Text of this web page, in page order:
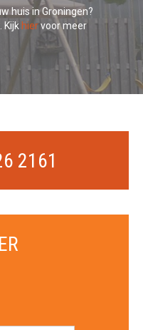
huis in Groningen?
Kijk hiervoor meer
2161